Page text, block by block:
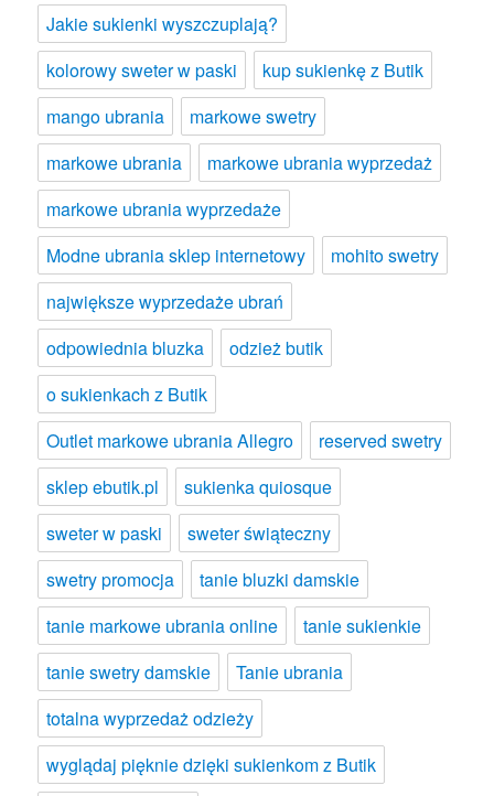
Jakie sukienki wyszczuplają?
kolorowy sweter w paski
kup sukienkę z Butik
mango ubrania
markowe swetry
markowe ubrania
markowe ubrania wyprzedaż
markowe ubrania wyprzedaże
Modne ubrania sklep internetowy
mohito swetry
największe wyprzedaże ubrań
odpowiednia bluzka
odzież butik
o sukienkach z Butik
Outlet markowe ubrania Allegro
reserved swetry
sklep ebutik.pl
sukienka quiosque
sweter w paski
sweter świąteczny
swetry promocja
tanie bluzki damskie
tanie markowe ubrania online
tanie sukienkie
tanie swetry damskie
Tanie ubrania
totalna wyprzedaż odzieży
wyglądaj pięknie dzięki sukienkom z Butik